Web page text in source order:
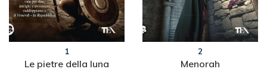
1
Le pietre della luna
2
Menorah